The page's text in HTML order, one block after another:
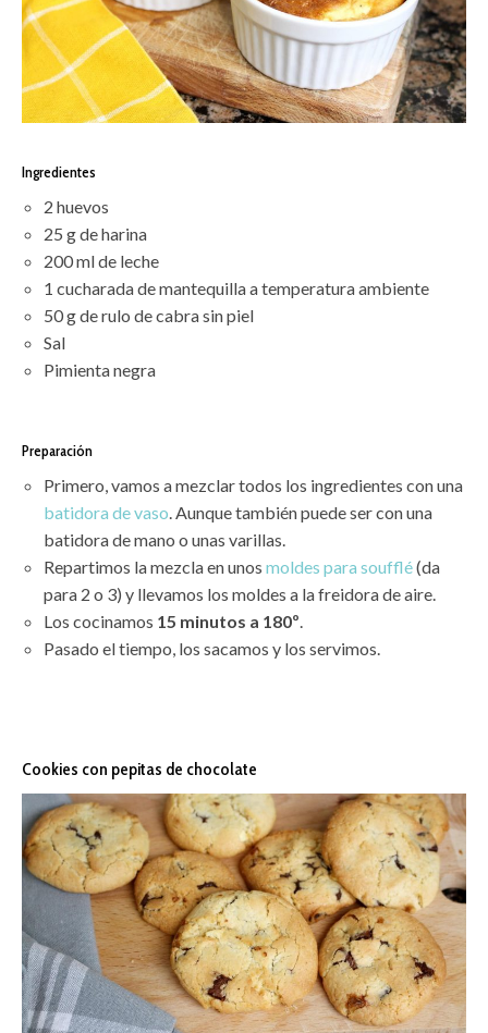
Ingredientes
2 huevos
25 g de harina
200 ml de leche
1 cucharada de mantequilla a temperatura ambiente
50 g de rulo de cabra sin piel
Sal
Pimienta negra
Preparación
Primero, vamos a mezclar todos los ingredientes con una
batidora de vaso. Aunque también puede ser con una
batidora de mano o unas varillas.
Repartimos la mezcla en unos moldes para soufflé(da
para 2 o 3) y llevamos los moldes a la freidora de aire.
Los cocinamos 15 minutos a 180º.
Pasado el tiempo, los sacamos y los servimos.
Cookies con pepitas de chocolate